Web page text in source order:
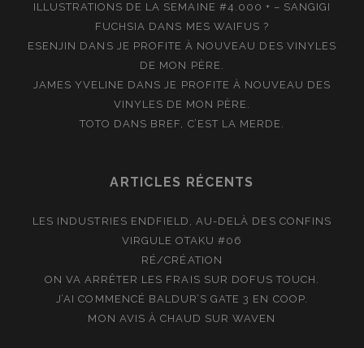
ILLUSTRATIONS DE LA SEMAINE #4.000 + – SANGIGI
FUCHSIA DANS MES WAIFUS ?
ESENJIN DANS JE PROFITE À NOUVEAU DES VINYLES
DE MON PÈRE.
JAMES YVELINE DANSJE PROFITE À NOUVEAU DES
VINYLES DE MON PÈRE.
TOTO DANS BREF, C’EST LA MERDE.
ARTICLES RÉCENTS
LES INDUSTRIES ENDFIELD, AU-DELÀ DES CONFINS
VIRGULE OTAKU #06
RÉ/CRÉATION
ON VA ARRÊTER LES FRAIS SUR DOFUS TOUCH.
J’AI COMMENCÉ BALDUR’S GATE 3 EN COOP.
MON AVIS À CHAUD SUR WAVEN